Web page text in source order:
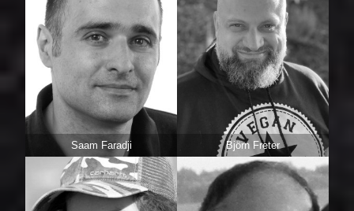
Saam Faradji Björn Freter